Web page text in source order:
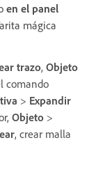
en el panel
mágica
trazo, Objeto
comando
> Expandir
Objeto >
, crear malla